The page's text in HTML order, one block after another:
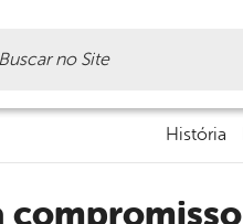
História